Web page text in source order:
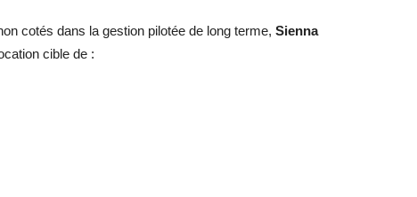
cotés dans la gestion pilotée de long terme, Sienna
cible de :